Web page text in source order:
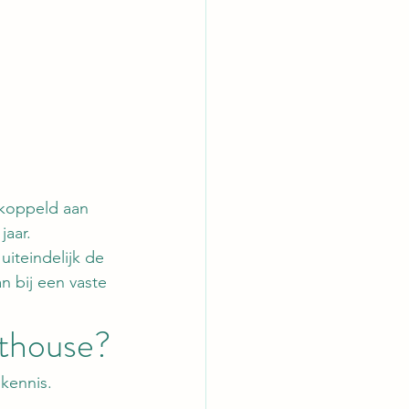
aan
de
bij een vaste